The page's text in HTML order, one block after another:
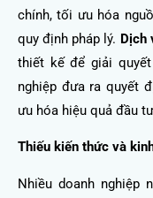
chính, tối ưu hóa
quy định pháp lý. Dịch
thiết kế để giải
nghiệp đưa ra quyết
ưu hóa hiệu quả đầu
Thiếu kiến thức và
Nhiều doanh nghiệp